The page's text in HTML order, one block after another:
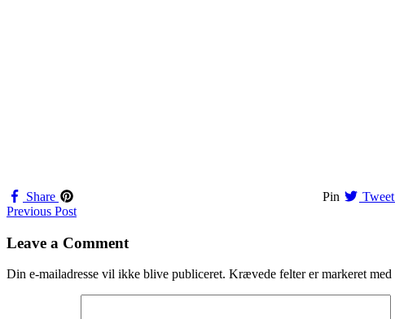
Share Pin Tweet
Navigation
til
Previous Post
Leave a Comment
Din e-mailadresse vil ikke blive publiceret. Krævede felter er markeret med